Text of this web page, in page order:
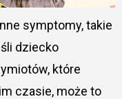
symptomy, takie
dziecko
które
czasie, może to